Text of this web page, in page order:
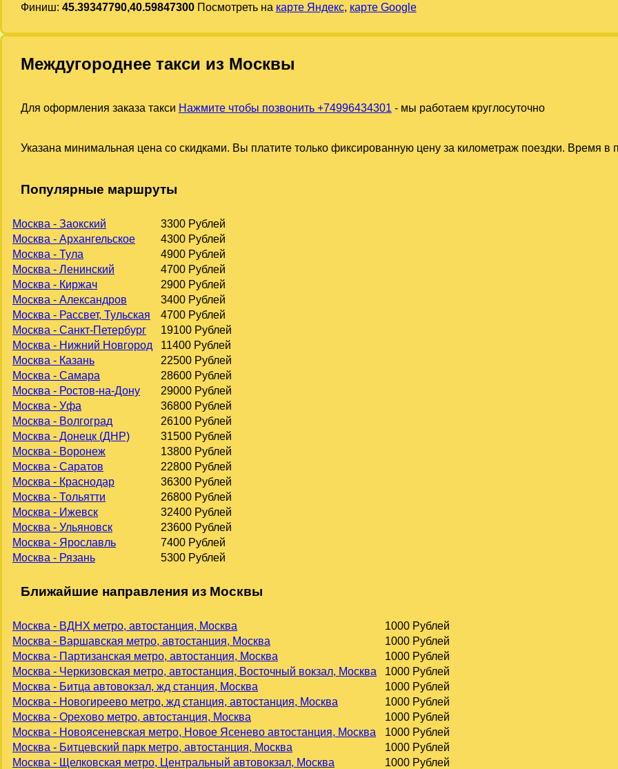
Финиш: 45.39347790,40.59847300Посмотреть на карте Яндекс, карте Google
Междугороднее такси из Москвы
Для оформления заказа такси Нажмите чтобы позвонить +74996434301 - мы работаем круглосуточно
Указана минимальная цена со скидками. Вы платите только фиксированную цену за километраж поездки. Время в
Популярные маршруты
Москва - Заокский
3300 Рублей
Москва - Архангельское
4300 Рублей
Москва - Тула
4900 Рублей
Москва - Ленинский
4700 Рублей
Москва - Киржач
2900 Рублей
Москва - Александров
3400 Рублей
Москва - Рассвет, Тульская
4700 Рублей
Москва - Санкт-Петербург
19100 Рублей
Москва - Нижний Новгород
11400 Рублей
Москва - Казань
22500 Рублей
Москва - Самара
28600 Рублей
Москва - Ростов-на-Дону
29000 Рублей
Москва - Уфа
36800 Рублей
Москва - Волгоград
26100 Рублей
Москва - Донецк (ДНР)
31500 Рублей
Москва - Воронеж
13800 Рублей
Москва - Саратов
22800 Рублей
Москва - Краснодар
36300 Рублей
Москва - Тольятти
26800 Рублей
Москва - Ижевск
32400 Рублей
Москва - Ульяновск
23600 Рублей
Москва - Ярославль
7400 Рублей
Москва - Рязань
5300 Рублей
Ближайшие направления из Москвы
Москва - ВДНХ метро, автостанция, Москва
1000 Рублей
Москва - Варшавская метро, автостанция, Москва
1000 Рублей
Москва - Партизанская метро, автостанция, Москва
1000 Рублей
Москва - Черкизовская метро, автостанция, Восточный вокзал, Москва
1000 Рублей
Москва - Битца автовокзал, жд станция, Москва
1000 Рублей
Москва - Новогиреево метро, жд станция, автостанция, Москва
1000 Рублей
Москва - Орехово метро, автостанция, Москва
1000 Рублей
Москва - Новоясеневская метро, Новое Ясенево автостанция, Москва
1000 Рублей
Москва - Битцевский парк метро, автостанция, Москва
1000 Рублей
Москва - Щелковская метро, Центральный автовокзал, Москва
1000 Рублей